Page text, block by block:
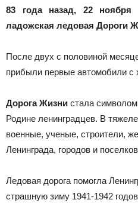
83 года назад, 22 ноября
ладожская ледовая Дороги
После двух с половиной
прибыли первые автомобили с
Дорога Жизни стала
Родине ленинградцев. В
военные, ученые, строители,
Ленинграда, городов и
Ледовая дорога помогла
страшную зиму 1941-1942